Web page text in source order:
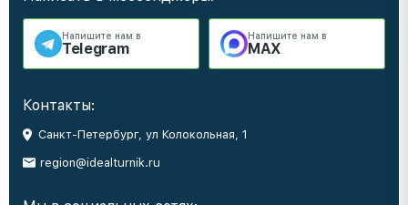
Напишите нам в
Telegram
Напишите нам в
MAX
Контакты:
Санкт-Петербург, ул Колокольная, 1
region@idealturnik.ru